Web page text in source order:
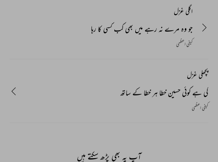
اگلی غزل
جو وہ مرے نہ رہے میں بھی کب کسی کا رہا
کیفی اعظمی
پچھلی غزل
کی ہے کوئی حسین خطا ہر خطا کے ساتھ
کیفی اعظمی
آپ یہ بھی پڑھ سکتے ہیں